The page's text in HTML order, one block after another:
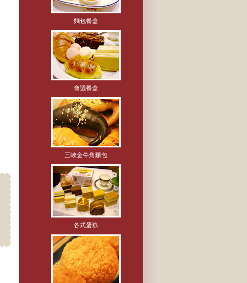
麵包餐盒
會議餐盒
三峽金牛角麵包
各式蛋糕